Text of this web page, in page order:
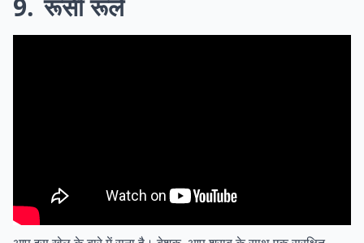
9 रूसी रूले